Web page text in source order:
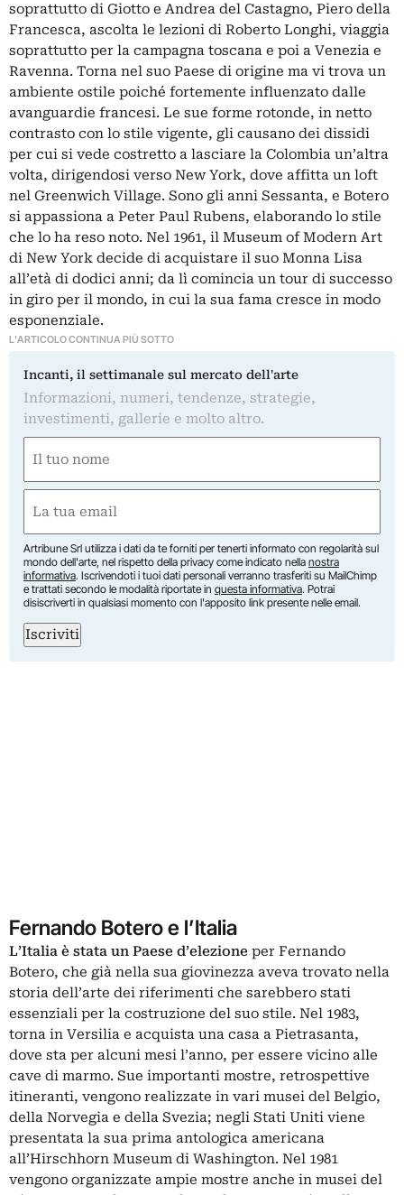
soprattutto di Giotto e Andrea del Castagno, Piero della
Francesca, ascolta le lezioni di Roberto Longhi, viaggia
soprattutto per la campagna toscana e poi a Venezia e
Ravenna. Torna nel suo Paese di origine ma vi trova un
ambiente ostile poiché fortemente influenzato dalle
avanguardie francesi. Le sue forme rotonde, in netto
contrasto con lo stile vigente, gli causano dei dissidi
per cui si vede costretto a lasciare la Colombia un’altra
volta, dirigendosi verso New York, dove affitta un loft
nel Greenwich Village. Sono gli anni Sessanta, e Botero
si appassiona a Peter Paul Rubens, elaborando lo stile
che lo ha reso noto. Nel 1961, il Museum of Modern Art
di New York decide di acquistare il suo Monna Lisa
all’età di dodici anni; da lì comincia un tour di successo
in giro per il mondo, in cui la sua fama cresce in modo
esponenziale.
L'ARTICOLO CONTINUA PIÙ SOTTO
Incanti, il settimanale sul mercato dell'arte
Informazioni, numeri, tendenze, strategie,
investimenti, gallerie e molto altro.
(Obbligatorio)
Nome
(Obbligatorio)
Artribune Srl utilizza i dati da te forniti per tenerti informato con regolarità sul
mondo dell'arte, nel rispetto della privacy come indicato nella nostra
informativa. Iscrivendoti i tuoi dati personali verranno trasferiti su MailChimp
e trattati secondo le modalità riportate in questa informativa. Potrai
disiscriverti in qualsiasi momento con l'apposito link presente nelle email.
Iscriviti
Fernando Botero e l’Italia
L’Italia è stata un Paese d’elezione per Fernando
Botero, che già nella sua giovinezza aveva trovato nella
storia dell’arte dei riferimenti che sarebbero stati
essenziali per la costruzione del suo stile. Nel 1983,
torna in Versilia e acquista una casa a Pietrasanta,
dove sta per alcuni mesi l’anno, per essere vicino alle
cave di marmo. Sue importanti mostre, retrospettive
itineranti, vengono realizzate in vari musei del Belgio,
della Norvegia e della Svezia; negli Stati Uniti viene
presentata la sua prima antologica americana
all’Hirschhorn Museum di Washington. Nel 1981
vengono organizzate ampie mostre anche in musei del